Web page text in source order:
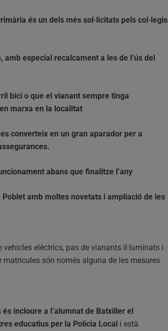
és un dels més sol·licitats pels col·legis
especial recalcament a les de l’ús del
bici o que el vianant sempre tinga
marxa en la localitat
converteix en un gran aparador per a
abans que finalitze l’any
amb moltes novetats i ampliació de les
elèctrics, pas de vianants il·luminats i
són només alguna de les mesures
incloure a l’alumnat de Batxiller el
educatius per la Policia Local i està